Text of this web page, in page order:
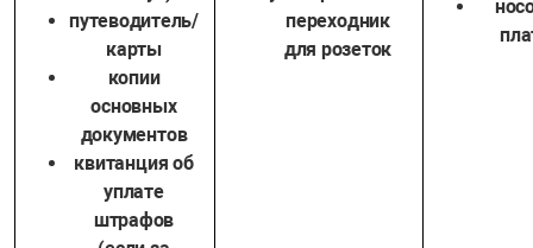
путеводитель/
карты
копии
основных
документов
квитанция об
уплате
штрафов
переходник
для розеток